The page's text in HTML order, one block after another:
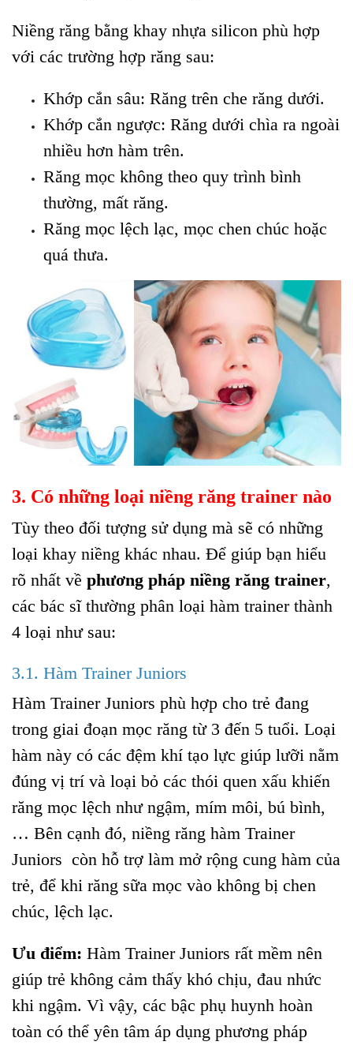
Niềng răng bằng khay nhựa silicon phù hợp
với các trường hợp răng sau:
Khớp cắn sâu: Răng trên che răng dưới.
Khớp cắn ngược: Răng dưới chìa ra ngoài
nhiều hơn hàm trên.
Răng mọc không theo quy trình bình
thường, mất răng.
Răng mọc lệch lạc, mọc chen chúc hoặc
quá thưa.
3. Có những loại niềng răng trainer nào
Tùy theo đối tượng sử dụng mà sẽ có những
loại khay niềng khác nhau. Để giúp bạn hiểu
rõ nhất về phương pháp niềng răng trainer,
các bác sĩ thường phân loại hàm trainer thành
4 loại như sau:
3.1. Hàm Trainer Juniors
Hàm Trainer Juniors phù hợp cho trẻ đang
trong giai đoạn mọc răng từ 3 đến 5 tuổi. Loại
hàm này có các đệm khí tạo lực giúp lưỡi nằm
đúng vị trí và loại bỏ các thói quen xấu khiến
răng mọc lệch như ngậm, mím môi, bú bình,
… Bên cạnh đó, niềng răng hàm Trainer
Juniors còn hỗ trợ làm mở rộng cung hàm của
trẻ, để khi răng sữa mọc vào không bị chen
chúc, lệch lạc.
Ưu điểm: Hàm Trainer Juniors rất mềm nên
giúp trẻ không cảm thấy khó chịu, đau nhức
khi ngậm. Vì vậy, các bậc phụ huynh hoàn
toàn có thể yên tâm áp dụng phương pháp